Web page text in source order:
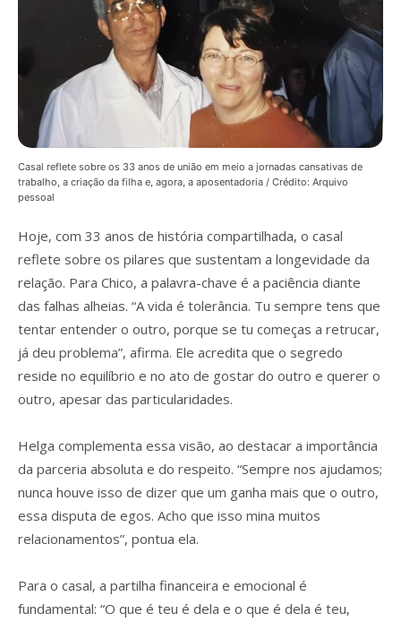
Casal reflete sobre os 33 anos de união em meio a jornadas cansativas de
trabalho, a criação da filha e, agora, a aposentadoria / Crédito: Arquivo
pessoal
Hoje, com 33 anos de história compartilhada, o casal
reflete sobre os pilares que sustentam a longevidade da
relação. Para Chico, a palavra-chave é a paciência diante
das falhas alheias. “A vida é tolerância. Tu sempre tens que
tentar entender o outro, porque se tu começas a retrucar,
já deu problema”, afirma. Ele acredita que o segredo
reside no equilíbrio e no ato de gostar do outro e querer o
outro, apesar das particularidades.
Helga complementa essa visão, ao destacar a importância
da parceria absoluta e do respeito. “Sempre nos ajudamos;
nunca houve isso de dizer que um ganha mais que o outro,
essa disputa de egos. Acho que isso mina muitos
relacionamentos”, pontua ela.
Para o casal, a partilha financeira e emocional é
fundamental: “O que é teu é dela e o que é dela é teu,